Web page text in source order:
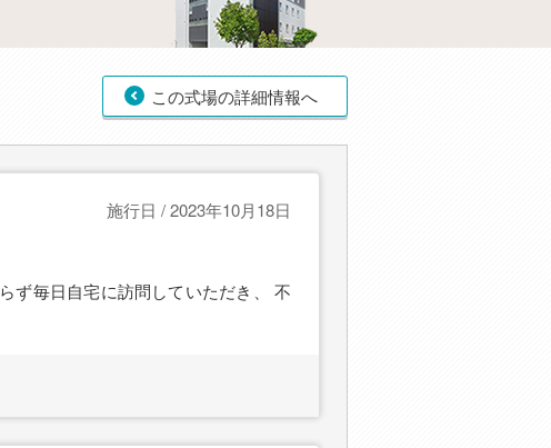
この式場の詳細情報へ
施行日 / 2023年10月18日
ず毎日自宅に訪問していただき、 不